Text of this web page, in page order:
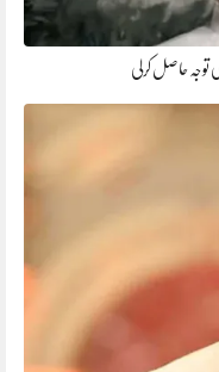
توجہ حاصل کرلی